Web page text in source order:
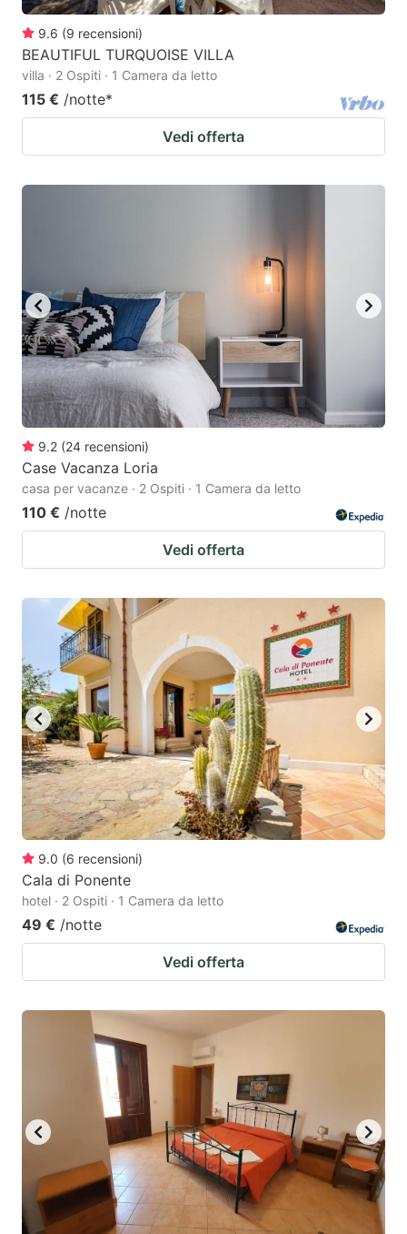
9.6 (9 recensioni)
BEAUTIFUL TURQUOISE VILLA
villa · 2 Ospiti · 1 Camera da letto
115 € /notte*
Vedi offerta
9.2 (24 recensioni)
Case Vacanza Loria
casa per vacanze · 2 Ospiti · 1 Camera da letto
110 € /notte
Vedi offerta
9.0 (6 recensioni)
Cala di Ponente
hotel · 2 Ospiti · 1 Camera da letto
49 € /notte
Vedi offerta